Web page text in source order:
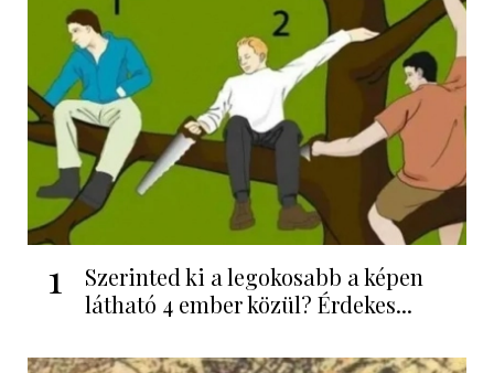
1
Szerinted ki a legokosabb a képen
látható 4 ember közül? Érdekes...